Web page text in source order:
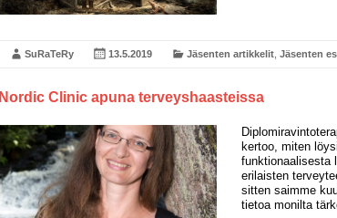
SuRaTeRy 13.5.2019 Jäsenten artikkelit ,Jäsenten
Nordic Clinic apuna terveyshaasteissa
kertoo, miten
funktionaalisesta
erilaisten
sitten saimme
tietoa monilta